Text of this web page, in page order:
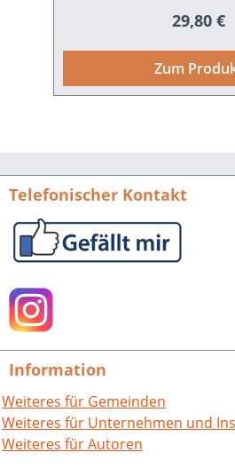
Namen gab, hat sich
Siedlungsstruktur
Städten und
Herrschaftsgebiete, die
unterschiedliche
Rheinebene, des
in Baden-
Bundesrepublik
hier lebt und arbeitet,
verbringt und
29,80 €
Zum
Telefonischer Kontakt
Information
Weiteres für Gemeinden
Weiteres für Unternehmen und
Weiteres für Autoren